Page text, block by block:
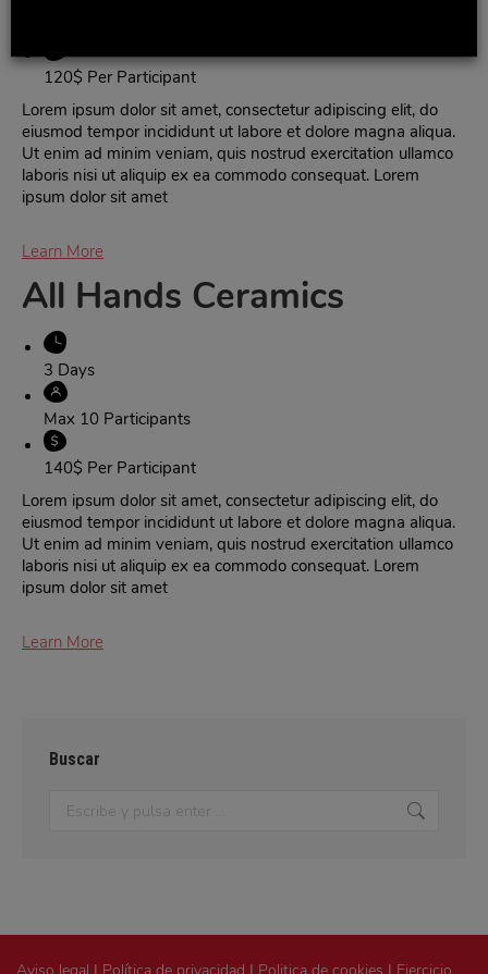
120$ Per Participant
Lorem ipsum dolor sit amet, consectetur adipiscing elit, do
eiusmod tempor incididunt ut labore et dolore magna aliqua.
Ut enim ad minim veniam, quis nostrud exercitation ullamco
laboris nisi ut aliquip ex ea commodo consequat. Lorem
ipsum dolor sit amet
Learn More
All Hands Ceramics
3 Days
Max 10 Participants
140$ Per Participant
Lorem ipsum dolor sit amet, consectetur adipiscing elit, do
eiusmod tempor incididunt ut labore et dolore magna aliqua.
Ut enim ad minim veniam, quis nostrud exercitation ullamco
laboris nisi ut aliquip ex ea commodo consequat. Lorem
ipsum dolor sit amet
Learn More
Buscar
Buscar: